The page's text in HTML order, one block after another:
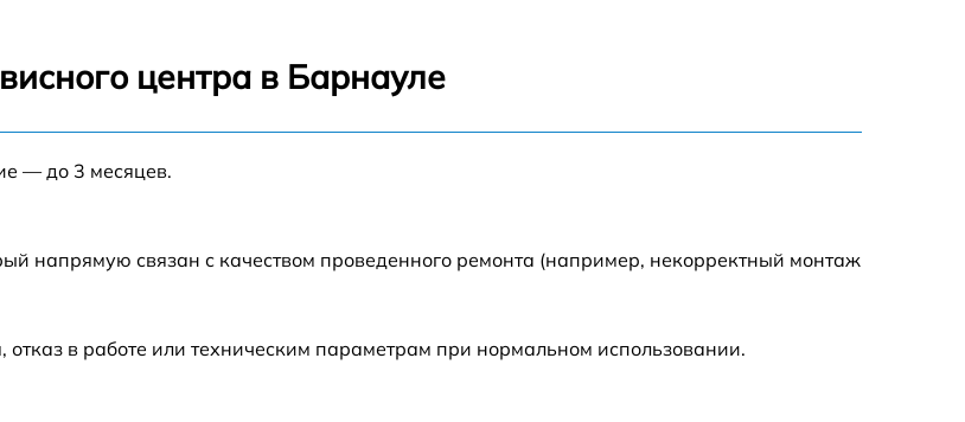
от 60 мин
от 60 мин 750 р
центра в Барнауле
— до 3 месяцев.
напрямую связан с качеством проведенного ремонта (например, некорректный монтаж
в работе или техническим параметрам при нормальном использовании.